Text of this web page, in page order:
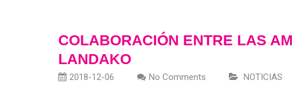
COLABORACIÓN ENTRE LAS
LANDAKO
2018-12-06 No Comments NOTICIAS